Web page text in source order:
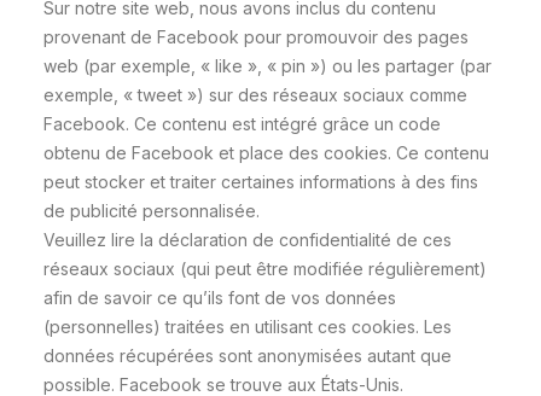
Sur notre site web, nous avons inclus du contenu
provenant de Facebook pour promouvoir des pages
web (par exemple, « like », « pin ») ou les partager (par
exemple, « tweet ») sur des réseaux sociaux comme
Facebook. Ce contenu est intégré grâce un code
obtenu de Facebook et place des cookies. Ce contenu
peut stocker et traiter certaines informations à des fins
de publicité personnalisée.
Veuillez lire la déclaration de confidentialité de ces
réseaux sociaux (qui peut être modifiée régulièrement)
afin de savoir ce qu’ils font de vos données
(personnelles) traitées en utilisant ces cookies. Les
données récupérées sont anonymisées autant que
possible. Facebook se trouve aux États-Unis.